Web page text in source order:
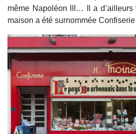
même Napoléon III… Il a d’ailleurs
maison a été surnommée